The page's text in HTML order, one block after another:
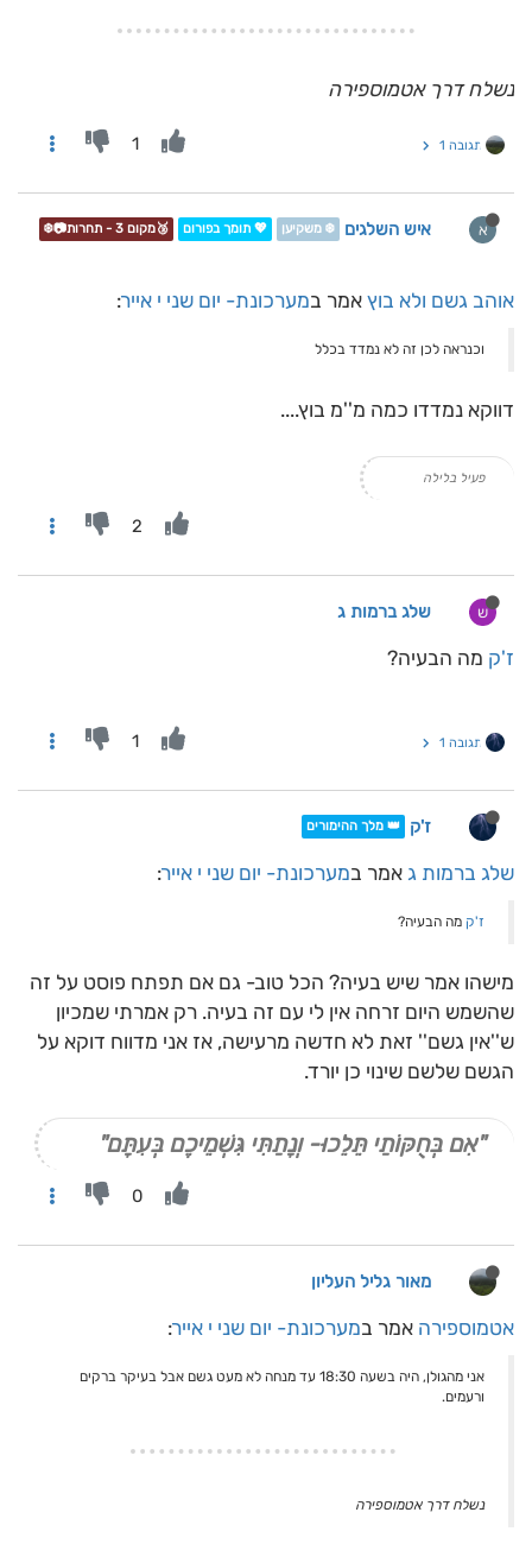
נשלח דרך אטמוספירה
תגובה 1 1
א איש השלגים ❄️ משקיען 💖 תומך בפורום 🥉מקום 3 - תחרות📷❄️
אוהב גשם ולא בוץ אמר במערכונת- יום שני י אייר:
וכנראה לכן זה לא נמדד בכלל
דווקא נמדדו כמה מ''מ בוץ....
פעיל בלילה
2
ש שלג ברמות ג
ז'ק מה הבעיה?
תגובה 1 1
ז'ק 👑 מלך ההימורים
שלג ברמות ג אמר במערכונת- יום שני י אייר:
ז'ק מה הבעיה?
מישהו אמר שיש בעיה? הכל טוב- גם אם תפתח פוסט על זה
שהשמש היום זרחה אין לי עם זה בעיה. רק אמרתי שמכיון
ש''אין גשם'' זאת לא חדשה מרעישה, אז אני מדווח דוקא על
הגשם שלשם שינוי כן יורד.
"אִם בְּחֻקּוֹתַי תֵּלֵכוּ- וְנָתַתִּי גִּשְׁמֵיכֶם בְּעִתָּם"
0
מאור גליל העליון
אטמוספירה אמר במערכונת- יום שני י אייר:
אני מהגולן, היה בשעה 18:30 עד מנחה לא מעט גשם אבל בעיקר ברקים
ורעמים.
נשלח דרך אטמוספירה